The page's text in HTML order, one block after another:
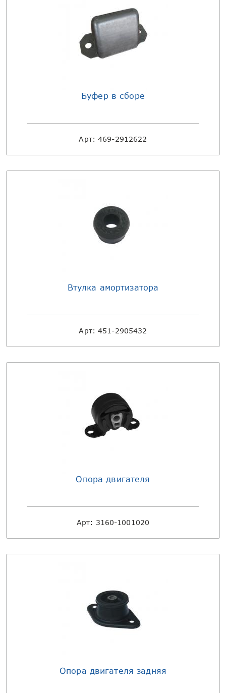
Буфер в сборе
Арт:469-2912622
Втулка амортизатора
Арт:451-2905432
Опора двигателя
Арт: 3160-1001020
Опора двигателя задняя